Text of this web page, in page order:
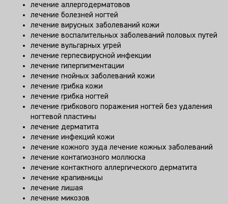
лечение аллергодерматовов
лечение болезней ногтей
лечение вирусных заболеваний кожи
лечение воспалительных заболеваний половых путей
лечение вульгарных угрей
лечение герпесвирусной инфекции
лечение гиперпигментации
лечение гнойных заболеваний кожи
лечение грибка кожи
лечение грибка ногтей
лечение грибкового поражения ногтей без удаления
ногтевой пластины
лечение дерматита
лечение инфекций кожи
лечение кожного зуда лечение кожных заболеваний
лечение контагиозного моллюска
лечение контактного аллергического дерматита
лечение крапивницы
лечение лишая
лечение микозов